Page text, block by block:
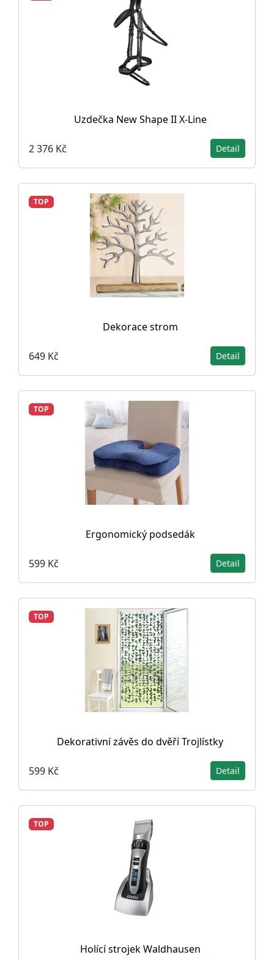
Uzdečka New Shape II X-Line
2 376 Kč Detail
TOP
Dekorace strom
649 Kč Detail
TOP
Ergonomický podsedák
599 Kč Detail
TOP
Dekorativní závěs do dvěří Trojlístky
599 Kč Detail
TOP
Holící strojek Waldhausen